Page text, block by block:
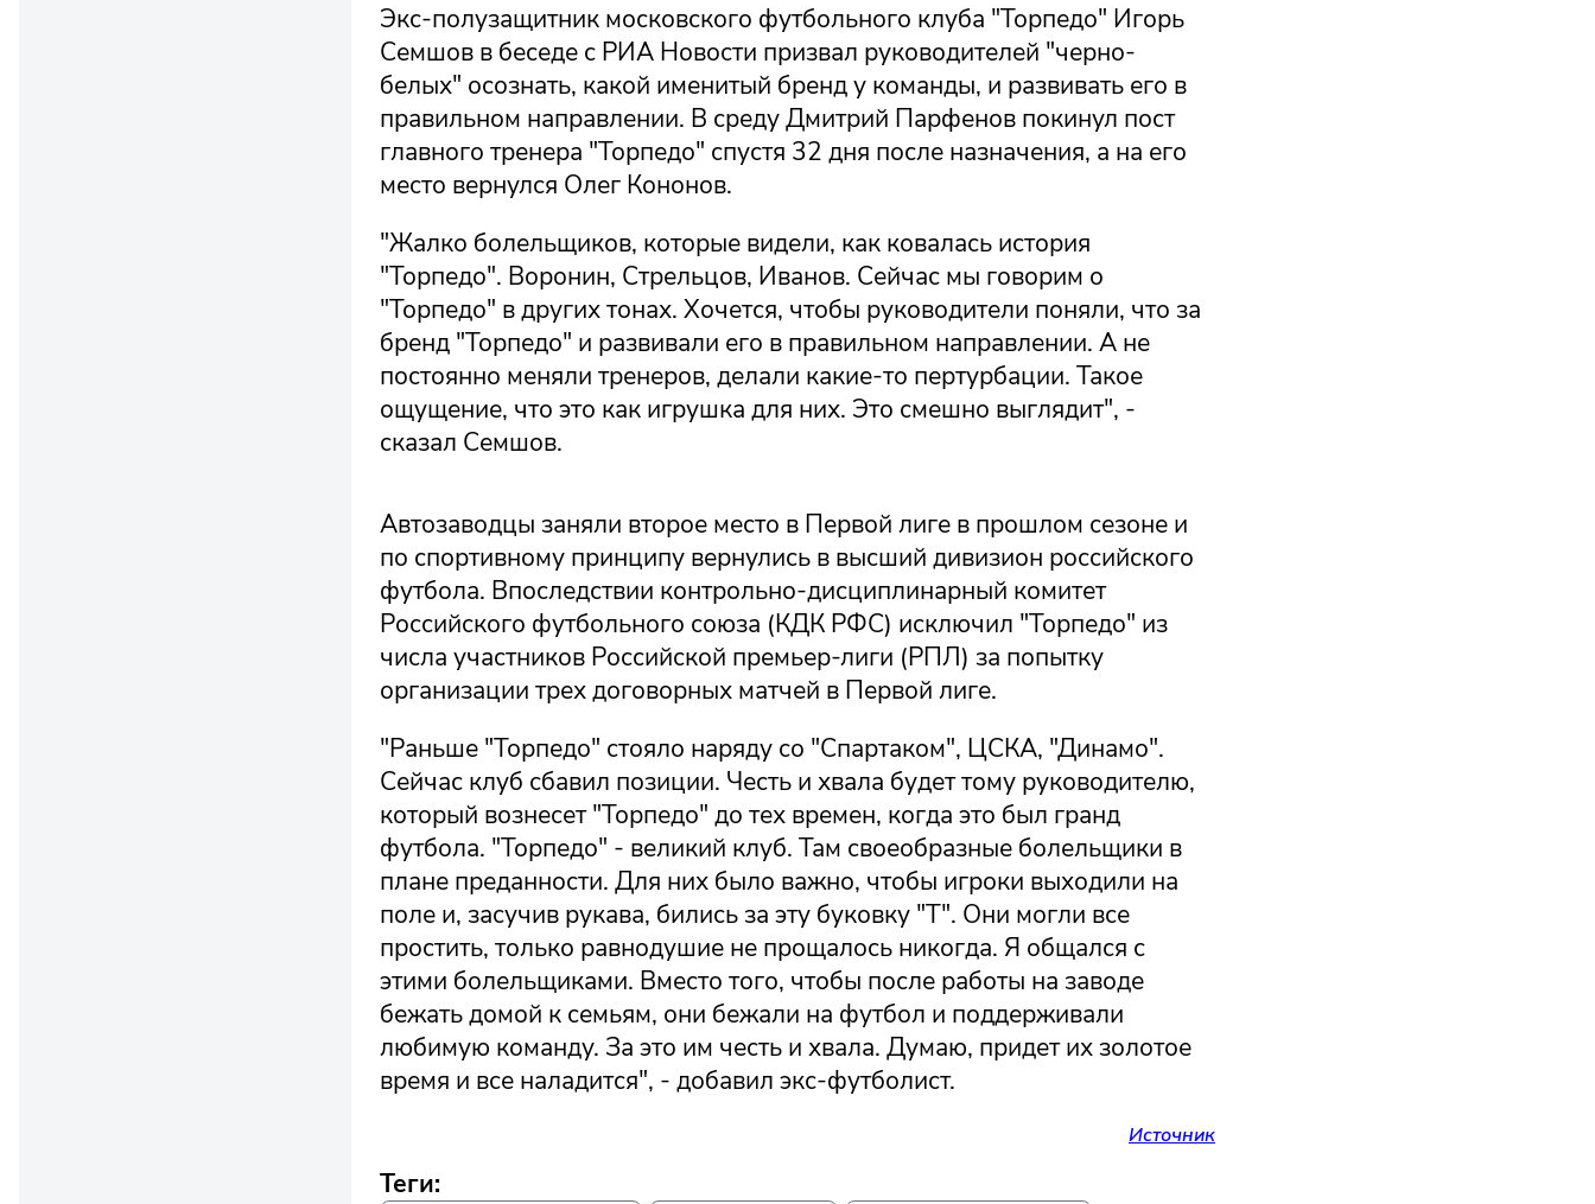
Экс-полузащитник московского футбольного клуба "Торпедо" Игорь
Семшов в беседе с РИА Новости призвал руководителей "черно-
белых" осознать, какой именитый бренд у команды, и развивать его в
правильном направлении. В среду Дмитрий Парфенов покинул пост
главного тренера "Торпедо" спустя 32 дня после назначения, а на его
место вернулся Олег Кононов.
"Жалко болельщиков, которые видели, как ковалась история
"Торпедо". Воронин, Стрельцов, Иванов. Сейчас мы говорим о
"Торпедо" в других тонах. Хочется, чтобы руководители поняли, что за
бренд "Торпедо" и развивали его в правильном направлении. А не
постоянно меняли тренеров, делали какие-то пертурбации. Такое
ощущение, что это как игрушка для них. Это смешно выглядит", -
сказал Семшов.
Автозаводцы заняли второе место в Первой лиге в прошлом сезоне и
по спортивному принципу вернулись в высший дивизион российского
футбола. Впоследствии контрольно-дисциплинарный комитет
Российского футбольного союза (КДК РФС) исключил "Торпедо" из
числа участников Российской премьер-лиги (РПЛ) за попытку
организации трех договорных матчей в Первой лиге.
"Раньше "Торпедо" стояло наряду со "Спартаком", ЦСКА, "Динамо".
Сейчас клуб сбавил позиции. Честь и хвала будет тому руководителю,
который вознесет "Торпедо" до тех времен, когда это был гранд
футбола. "Торпедо" - великий клуб. Там своеобразные болельщики в
плане преданности. Для них было важно, чтобы игроки выходили на
поле и, засучив рукава, бились за эту буковку "Т". Они могли все
простить, только равнодушие не прощалось никогда. Я общался с
этими болельщиками. Вместо того, чтобы после работы на заводе
бежать домой к семьям, они бежали на футбол и поддерживали
любимую команду. За это им честь и хвала. Думаю, придет их золотое
время и все наладится", - добавил экс-футболист.
Источник
Теги: